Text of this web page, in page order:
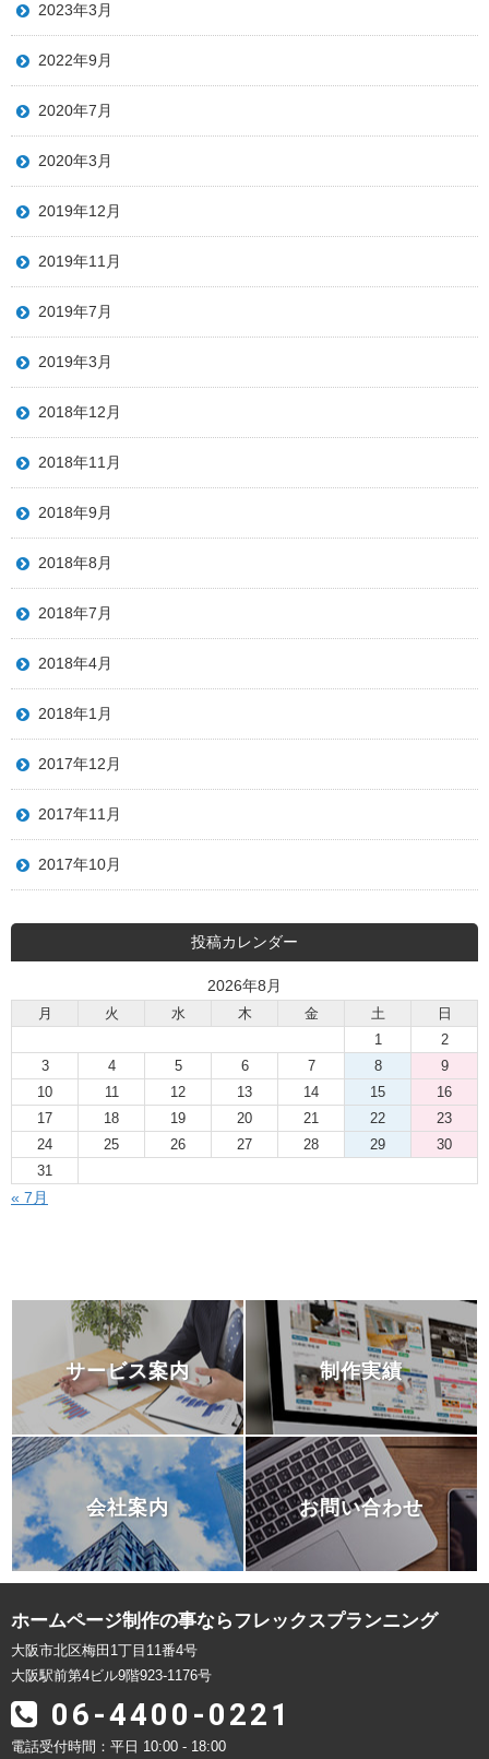
2023年3月
2022年9月
2020年7月
2020年3月
2019年12月
2019年11月
2019年7月
2019年3月
2018年12月
2018年11月
2018年9月
2018年8月
2018年7月
2018年4月
2018年1月
2017年12月
2017年11月
2017年10月
投稿カレンダー
2026年8月
月 火 水 木 金 土
日
1
2
3
4 5 6 7 8
9
10
11 12 13 14 15
16
17
18 19 20 21 22
23
24
25 26 27 28 29
30
31
« 7月
サービス案内 制作実績
会社案内 お問い合わせ
ホームページ制作の事ならフレックスプランニング
大阪市北区梅田1丁目11番4号
大阪駅前第4ビル9階923-1176号
06-4400-0221
電話受付時間：平日 10:00 - 18:00